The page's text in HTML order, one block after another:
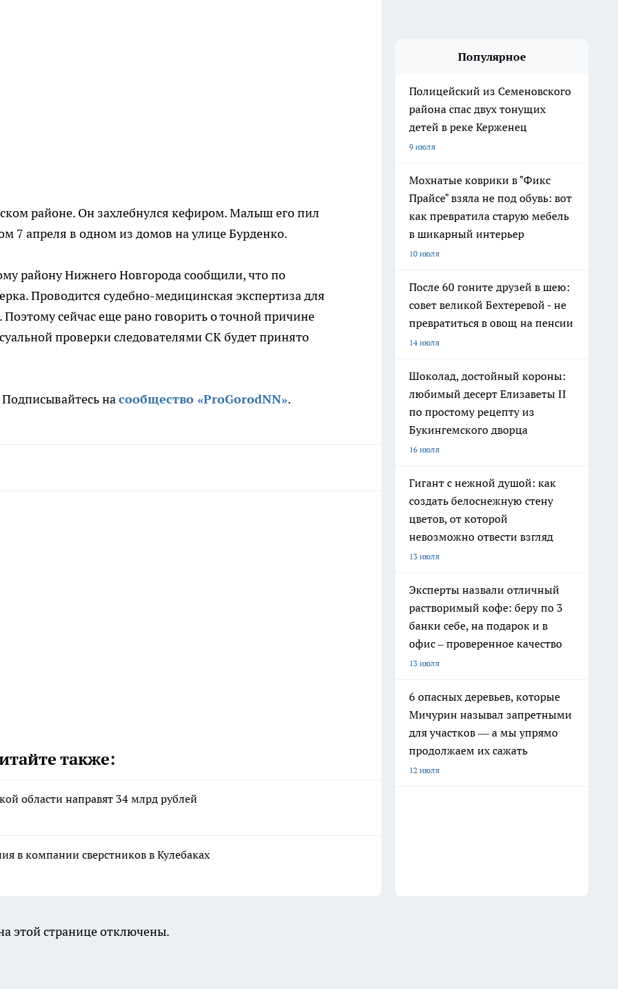
районе. Он захлебнулся кефиром. Малыш его пил
7 апреля в одном из домов на улице Бурденко.
району Нижнего Новгорода сообщили, что по
Проводится судебно-медицинская экспертиза для
сейчас еще рано говорить о точной причине
проверки следователями СК будет принято
насообщество «ProGorodNN».
также:
области направят 34 млрд рублей
в компании сверстников в Кулебаках
Популярное
Полицейский из Семеновского
района спас двух тонущих
детей в реке Керженец
9 июля
Мохнатые коврики в "Фикс
Прайсе" взяла не под обувь: вот
как превратила старую мебель
в шикарный интерьер
10 июля
После 60 гоните друзей в шею:
совет великой Бехтеревой - не
превратиться в овощ на пенсии
14 июля
Шоколад, достойный короны:
любимый десерт Елизаветы II
по простому рецепту из
Букингемского дворца
16 июля
Гигант с нежной душой: как
создать белоснежную стену
цветов, от которой
невозможно отвести взгляд
13 июля
Эксперты назвали отличный
растворимый кофе: беру по 3
банки себе, на подарок и в
офис – проверенное качество
13 июля
6 опасных деревьев, которые
Мичурин называл запретными
для участков — а мы упрямо
продолжаем их сажать
12 июля
этой странице отключены.